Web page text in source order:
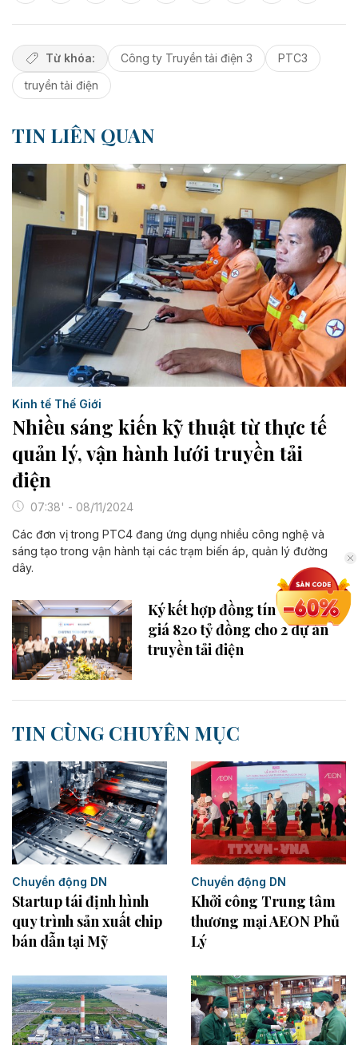
Từ khóa: Công ty Truyền tải điện 3
PTC3
truyền tải điện
TIN LIÊN QUAN
Kinh tế Thế Giới
Nhiều sáng kiến kỹ thuật từ thực tế
quản lý, vận hành lưới truyền tải
điện
07:38' - 08/11/2024
Các đơn vị trong PTC4 đang ứng dụng nhiều công nghệ và
sáng tạo trong vận hành tại các trạm biến áp, quản lý đường
dây.
Ký kết hợp đồng tín dụng trị
giá 820 tỷ đồng cho 2 dự án
truyền tải điện
TIN CÙNG CHUYÊN MỤC
Chuyển động DN
Startup tái định hình
quy trình sản xuất chip
bán dẫn tại Mỹ
Chuyển động DN
Khởi công Trung tâm
thương mại AEON Phủ
Lý